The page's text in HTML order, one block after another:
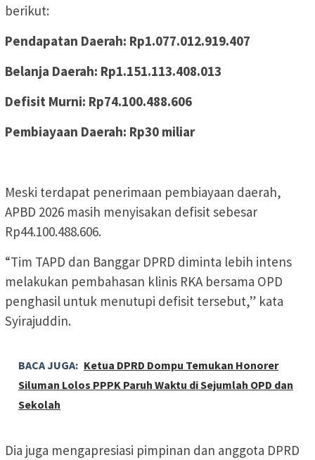
berikut:
Pendapatan Daerah: Rp1.077.012.919.407
Belanja Daerah: Rp1.151.113.408.013
Defisit Murni: Rp74.100.488.606
Pembiayaan Daerah: Rp30 miliar
Meski terdapat penerimaan pembiayaan daerah,
APBD 2026 masih menyisakan defisit sebesar
Rp44.100.488.606.
“Tim TAPD dan Banggar DPRD diminta lebih intens
melakukan pembahasan klinis RKA bersama OPD
penghasil untuk menutupi defisit tersebut,” kata
Syirajuddin.
BACA JUGA: Ketua DPRD Dompu Temukan Honorer
Siluman Lolos PPPK Paruh Waktu di Sejumlah OPD dan
Sekolah
Dia juga mengapresiasi pimpinan dan anggota DPRD